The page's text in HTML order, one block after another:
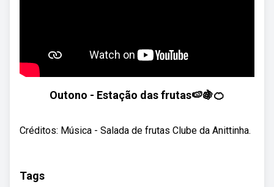
Outono - Estação das frutas🍉🍇🍊
Créditos: Música - Salada de frutas Clube da Anittinha.
Tags